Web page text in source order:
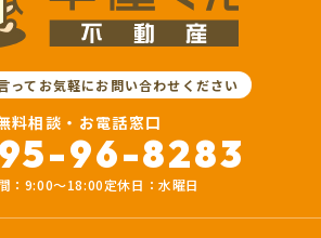
ってお気軽にお問い合わせください
料相談・お電話窓口
96-8283
：9:00〜18:00定休日：水曜日